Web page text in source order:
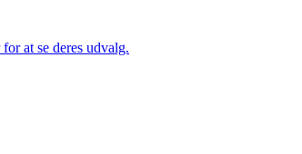
at se deres udvalg.